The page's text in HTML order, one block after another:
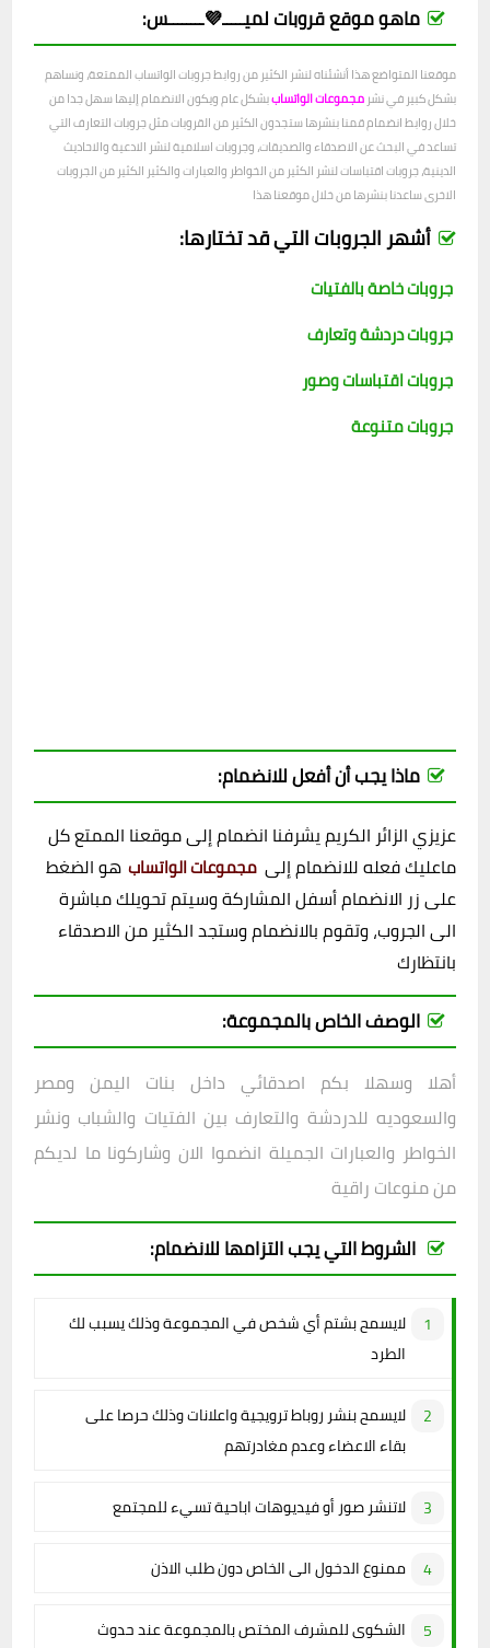
ماهو موقع قروبات لميـــــ💜ــــــــس:
موقعنا المتواضع هذا أنشئناه لنشر الكثير من روابط جروبات الواتساب الممتعة، ونساهم
بشكل كبير في نشر مجموعات الواتساببشكل عام ويكون الانضمام إليها سهل جدا من
خلال روابط انضمام قمنا بنشرها ستجدون الكثير من القروبات مثل جروبات التعارف التي
تساعد في البحث عن الاصدقاء والصديقات، وجروبات اسلامية لنشر الادعية والاحاديث
الدينية، جروبات اقتباسات لنشر الكثير من الخواطر والعبارات والكثير الكثير من الجروبات
الاخرى ساعدنا بنشرها من خلال موقعنا هذا
أشهر الجروبات التي قد تختارها:
جروبات خاصة بالفتيات
جروبات دردشة وتعارف
جروبات اقتباسات وصور
جروبات متنوعة
ماذا يجب أن أفعل للانضمام:
عزيزي الزائر الكريم يشرفنا انضمام إلى موقعنا الممتع كل
ماعليك فعله للانضمام إلى مجموعات الواتساب هو الضغط
على زر الانضمام أسفل المشاركة وسيتم تحويلك مباشرة
الى الجروب، وتقوم بالانضمام وستجد الكثير من الاصدقاء
بانتظارك
الوصف الخاص بالمجموعة:
أهلا وسهلا بكم اصدقائي داخل بنات اليمن ومصر
والسعوديه للدردشة والتعارف بين الفتيات والشباب ونشر
الخواطر والعبارات الجميلة انضموا الان وشاركونا ما لديكم
من منوعات راقية
الشروط التي يجب التزامها للانضمام:
لايسمح بشتم أي شخص في المجموعة وذلك يسبب لك
الطرد
لايسمح بنشر روباط ترويجية واعلانات وذلك حرصا على
بقاء الاعضاء وعدم مغادرتهم
لاتنشر صور أو فيديوهات اباحية تسيء للمجتمع
ممنوع الدخول الى الخاص دون طلب الاذن
الشكوى للمشرف المختص بالمجموعة عند حدوث